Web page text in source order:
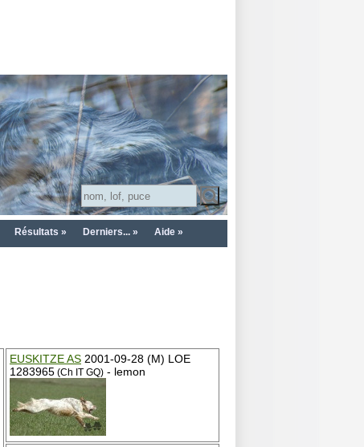
Résultats » Derniers... » Aide »
EUSKITZE AS 2001-09-28 (M) LOE
1283965 (Ch IT GQ) - lemon